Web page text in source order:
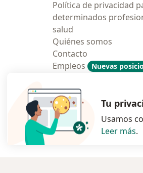
Política de privacidad
determinados
salud
Quiénes somos
Contacto
Empleos
Nuevas
Contratación
Tu
Usamos
Leer más.